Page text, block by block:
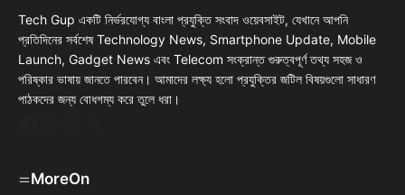
Tech Gup একটি নির্ভরযোগ্য বাংলা প্রযুক্তি সংবাদ ওয়েবসাইট, যেখানে আপনি
প্রতিদিনের সর্বশেষ Technology News, Smartphone Update, Mobile
Launch, Gadget News এবং Telecom সংক্রান্ত গুরুত্বপূর্ণ তথ্য সহজ ও
পরিষ্কার ভাষায় জানতে পারবেন। আমাদের লক্ষ্য হলো প্রযুক্তির জটিল বিষয়গুলো সাধারণ
পাঠকদের জন্য বোধগম্য করে তুলে ধরা।
MoreOn